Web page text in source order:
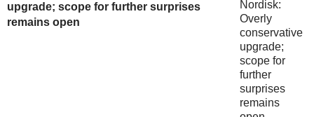
upgrade; scope for further surprises
remains open